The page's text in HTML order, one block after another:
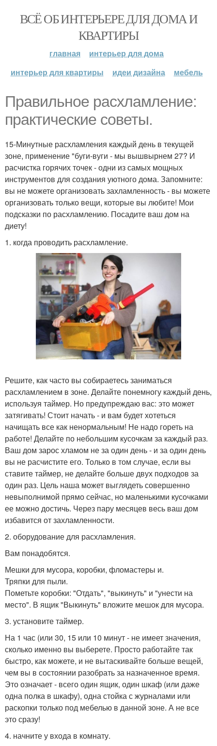
ВСЁ ОБ ИНТЕРЬЕРЕ ДЛЯ ДОМА И
КВАРТИРЫ
главная
интерьер для дома
интерьер для квартиры
идеи дизайна мебель
Правильное расхламление:
практические советы.
15-Минутные расхламления каждый день в текущей
зоне, применение "буги-вуги - мы вышвырнем 27? И
расчистка горячих точек - одни из самых мощных
инструментов для создания уютного дома. Запомните:
вы не можете организовать захламленность - вы можете
организовать только вещи, которые вы любите! Мои
подсказки по расхламлению. Посадите ваш дом на
диету!
1. когда проводить расхламление.
Решите, как часто вы собираетесь заниматься
расхламлением в зоне. Делайте понемногу каждый день,
используя таймер. Но предупреждаю вас: это может
затягивать! Стоит начать - и вам будет хотеться
начищать все как ненормальным! Не надо гореть на
работе! Делайте по небольшим кусочкам за каждый раз.
Ваш дом зарос хламом не за один день - и за один день
вы не расчистите его. Только в том случае, если вы
ставите таймер, не делайте больше двух подходов за
один раз. Цель наша может выглядеть совершенно
невыполнимой прямо сейчас, но маленькими кусочками
ее можно достичь. Через пару месяцев весь ваш дом
избавится от захламленности.
2. оборудование для расхламления.
Вам понадобятся.
Мешки для мусора, коробки, фломастеры и.
Тряпки для пыли.
Пометьте коробки: "Отдать", "выкинуть" и "унести на
место". В ящик "Выкинуть" вложите мешок для мусора.
3. установите таймер.
На 1 час (или 30, 15 или 10 минут - не имеет значения,
сколько именно вы выберете. Просто работайте так
быстро, как можете, и не вытаскивайте больше вещей,
чем вы в состоянии разобрать за назначенное время.
Это означает - всего один ящик, один шкаф (или даже
одна полка в шкафу), одна стойка с журналами или
раскопки только под мебелью в данной зоне. А не все
это сразу!
4. начните у входа в комнату.